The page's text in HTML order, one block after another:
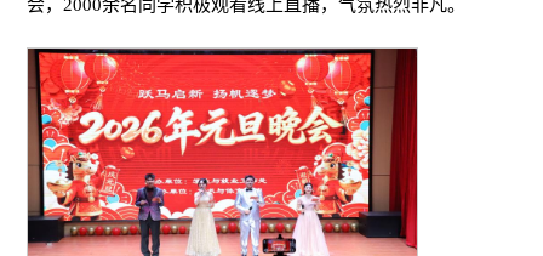
会，2000余名同学积极观看线上直播，气氛热烈非凡。